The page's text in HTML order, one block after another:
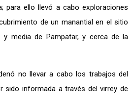
para ello llevó a cabo exploraciones
de un manantial en el sitio
y media de Pampatar, y cerca de la
no llevar a cabo los trabajos del
sido informada a través del virrey de